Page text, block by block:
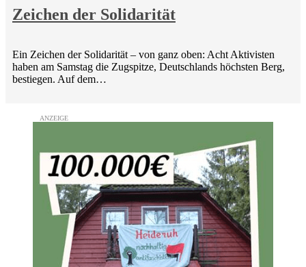
Zeichen der Solidarität
Ein Zeichen der Solidarität – von ganz oben: Acht Aktivisten
haben am Samstag die Zugspitze, Deutschlands höchsten Berg,
bestiegen. Auf dem…